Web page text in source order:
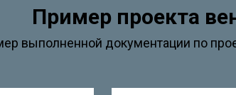
Пример проекта
выполненной документации по